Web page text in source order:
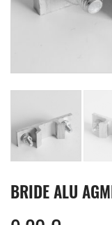
BRIDE ALU